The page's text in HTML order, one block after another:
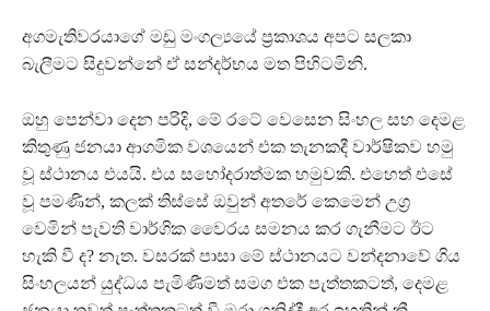
අගමැතිවරයාගේ මඩු මංගල්‍යයේ ප‍්‍රකාශය අපට සලකා
බැලීමට සිදුවන්නේ ඒ සන්දර්භය මත පිහිටමිනි.
ඔහු පෙන්වා දෙන පරිදි, මේ රටේ වෙසෙන සිංහල සහ දෙමළ
කිතුණු ජනයා ආගමික වශයෙන් එක තැනකදී වාර්ෂිකව හමු
වූ ස්ථානය එයයි. එය සහෝදරාත්මක හමුවකි. එහෙත් එසේ
වූ පමණින්, කලක් තිස්සේ ඔවුන් අතරේ කෙමෙන් උග‍්‍ර
වෙමින් පැවති වාර්ගික වෛරය සමනය කර ගැනීමට ඊට
හැකි වී ද? නැත. වසරක් පාසා මේ ස්ථානයට වන්දනාවේ ගිය
සිංහලයන් යුද්ධය පැමිණීමත් සමග එක පැත්තකටත්, දෙමළ